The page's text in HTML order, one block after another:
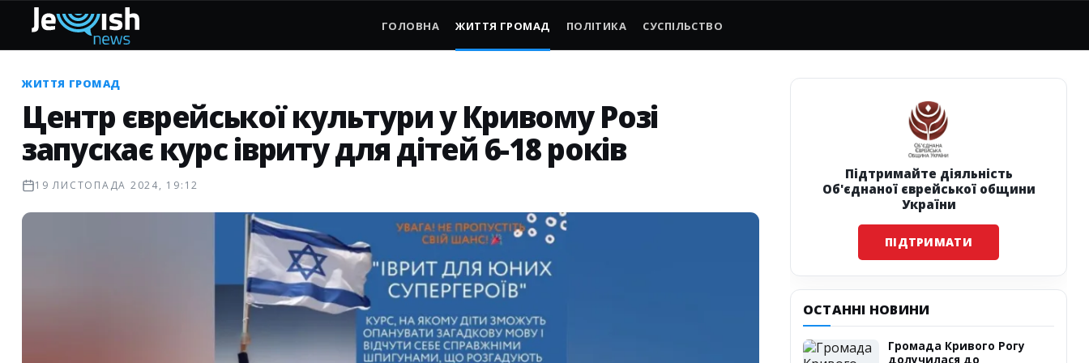
ГОЛОВНА ЖИТТЯ ГРОМАД ПОЛІТИКА СУСПІЛЬСТВО
ЖИТТЯ ГРОМАД
Центр єврейської культури у Кривому Розі
запускає курс івриту для дітей 6-18 років
19 ЛИСТОПАДА 2024, 19:12
Підтримайте діяльність
Об'єднаної єврейської общини
України
ПІДТРИМАТИ
ОСТАННІ НОВИНИ
Громада Кривого Рогу
долучилася до